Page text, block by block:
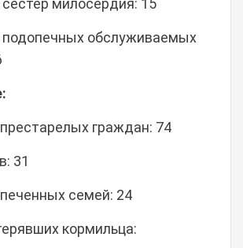
милосердия: 15
подопечных обслуживаемых
граждан: 74
31
семей: 24
кормильца: